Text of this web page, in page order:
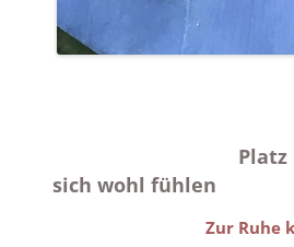
Platz
sich wohl fühlen
Zur Ruhe